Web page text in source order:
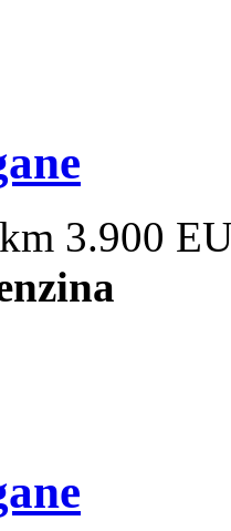
3.900